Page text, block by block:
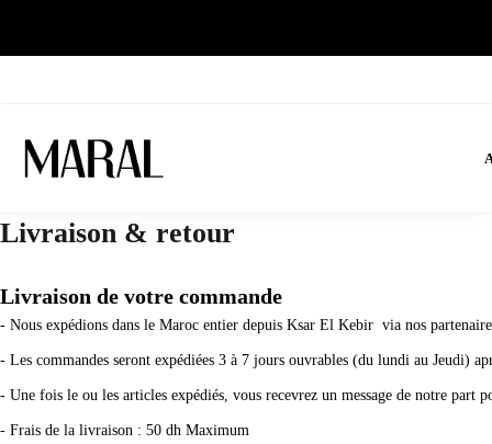
Livraison & retour
Livraison de votre commande
- Nous expédions dans le Maroc entier depuis Ksar El Kebir via nos
- Les commandes seront expédiées 3 à 7 jours ouvrables (du lundi au Jeudi)
- Une fois le ou les articles expédiés, vous recevrez un message de notre part
- Frais de la livraison : 50 dh Maximum